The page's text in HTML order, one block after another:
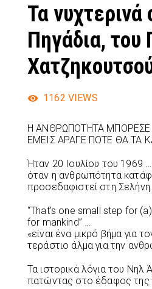
Τα νυχτερινά
Πηγάδια, του
1162 VIEWS
Η ΑΝΘΡΩΠΟΤΗΤΑ ΜΠΟΡΕΣΕ
ΕΜΕΙΣ ΑΡΑΓΕ ΠΟΤΕ ΘΑ ΤΑ
Ήταν 20 Ιουλίου του 1969 …
όταν η ανθρωπότητα
προσεδαφιστεί στη Σελήνη
“That’s one small step for
for mankind” …
«είναι ένα μικρό βήμα για
τεράστιο άλμα για την
Τα ιστορικά λόγια του Νηλ
πατώντας στο έδαφος της